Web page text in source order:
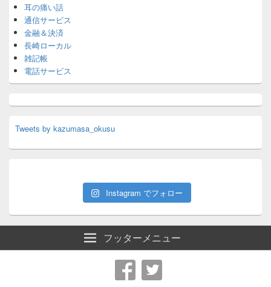
耳の痛い話
通信サービス
金融＆決済
長崎ローカル
雑記帳
電話サービス
Tweets by kazumasa_okusu
Instagram でフォロー
フッターメニュー